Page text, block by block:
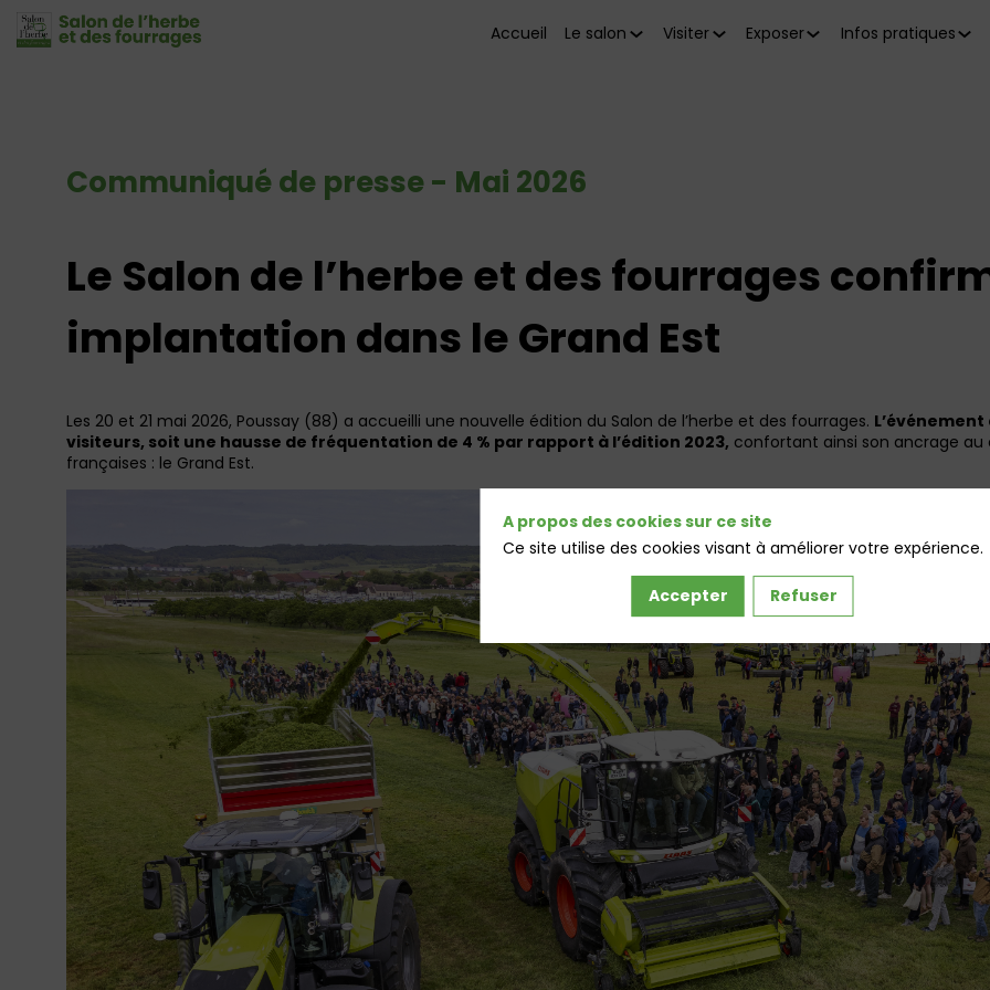
Accueil Le salon Visiter Exposer Infos pratiques
Communiqué de presse - Mai 2026
Le Salon de l’herbe et des fourrages
implantation dans le Grand Est
Les 20 et 21 mai 2026, Poussay (88) a accueilli une nouvelle édition du Salon de l’herbe et des fourrages.
visiteurs, soit une hausse de fréquentation de 4 % par rapport à l’édition 2023, confortant ainsi son ancrage au
françaises : le Grand Est.
A propos des cookies sur ce site
Ce site utilise des cookies visant à améliorer votre expérience.
Accepter Refuser